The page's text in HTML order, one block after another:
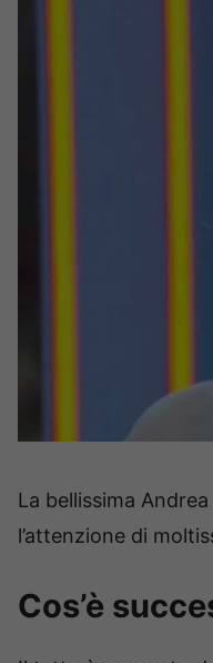
La bellissima
l’attenzione di
Cos’è